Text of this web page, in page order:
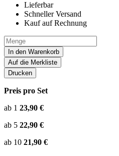
Lieferbar
Schneller Versand
Kauf auf Rechnung
In den Warenkorb
Auf die Merkliste
Drucken
Preis pro Set
ab 1 23,90 €
ab 5 22,90 €
ab 10 21,90 €